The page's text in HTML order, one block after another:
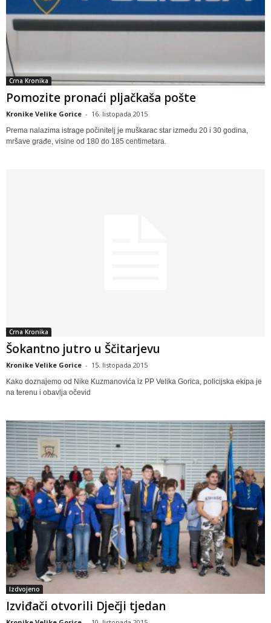
Crna Kronika
Pomozite pronaći pljačkaša pošte
Kronike Velike Gorice - 16. listopada 2015
Prema nalazima istrage počinitelj je muškarac star između 20 i 30 godina,
mršave građe, visine od 180 do 185 centimetara.
Crna Kronika
Šokantno jutro u Ščitarjevu
Kronike Velike Gorice - 15. listopada 2015
Kako doznajemo od Nike Kuzmanovića iz PP Velika Gorica, policijska ekipa je
na terenu i obavlja očevid
Izdvojeno
Izviđači otvorili Dječji tjedan